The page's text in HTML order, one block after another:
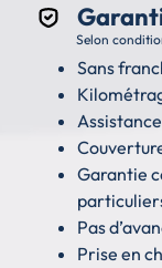
Selon
Sans
Garantie
Pas
Prise en